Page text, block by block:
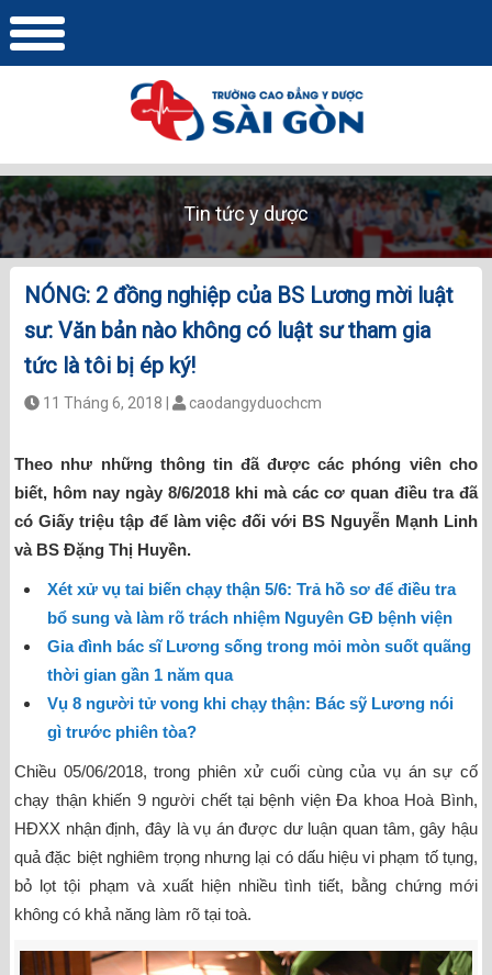
Tin tức y dược
NÓNG: 2 đồng nghiệp của BS Lương mời luật
sư: Văn bản nào không có luật sư tham gia
tức là tôi bị ép ký!
11 Tháng 6, 2018 | caodangyduochcm
Theo như những thông tin đã được các phóng viên cho
biết, hôm nay ngày 8/6/2018 khi mà các cơ quan điều tra đã
có Giấy triệu tập để làm việc đối với BS Nguyễn Mạnh Linh
và BS Đặng Thị Huyền.
Xét xử vụ tai biến chạy thận 5/6: Trả hồ sơ để điều tra
bổ sung và làm rõ trách nhiệm Nguyên GĐ bệnh viện
Gia đình bác sĩ Lương sống trong mỏi mòn suốt quãng
thời gian gần 1 năm qua
Vụ 8 người tử vong khi chạy thận: Bác sỹ Lương nói
gì trước phiên tòa?
Chiều 05/06/2018, trong phiên xử cuối cùng của vụ án sự cố
chạy thận khiến 9 người chết tại bệnh viện Đa khoa Hoà Bình,
HĐXX nhận định, đây là vụ án được dư luận quan tâm, gây hậu
quả đặc biệt nghiêm trọng nhưng lại có dấu hiệu vi phạm tố tụng,
bỏ lọt tội phạm và xuất hiện nhiều tình tiết, bằng chứng mới
không có khả năng làm rõ tại toà.